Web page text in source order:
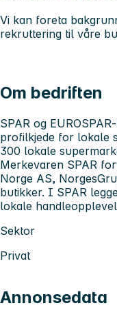
Vi kan foreta
rekruttering til våre
Om bedriften
SPAR og
profilkjede for lokale
300 lokale
Merkevaren SPAR
Norge AS,
butikker. I SPAR
lokale
Sektor
Privat
Annonsedata